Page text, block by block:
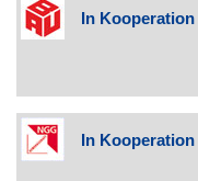
In
In